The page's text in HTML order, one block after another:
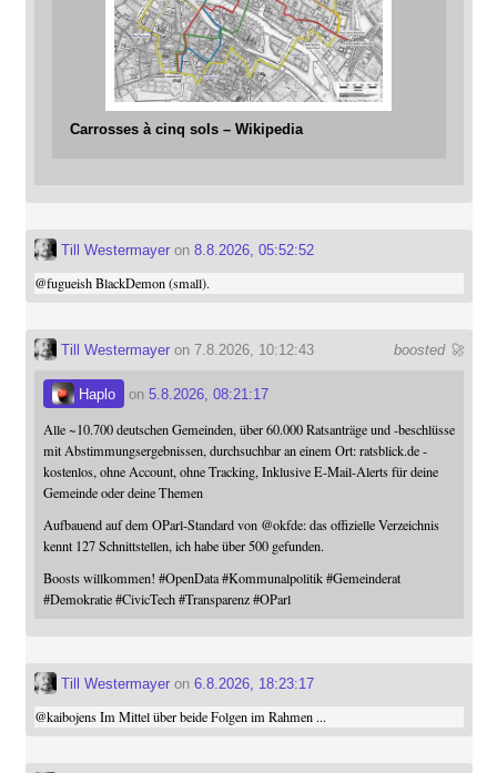
Carrosses à cinq sols – Wikipedia
Till Westermayeron 8.8.2026, 05:52:52
@fugueishBlackDemon (small).
boosted 🚀
Till Westermayeron 7.8.2026, 10:12:43
Haplo on 5.8.2026, 08:21:17
Alle ~10.700 deutschen Gemeinden, über 60.000 Ratsanträge und -beschlüsse
mit Abstimmungsergebnissen, durchsuchbar an einem Ort: ratsblick.de -
kostenlos, ohne Account, ohne Tracking, Inklusive E-Mail-Alerts für deine
Gemeinde oder deine Themen
Aufbauend auf dem OParl-Standard von @okfde: das offizielle Verzeichnis
kennt 127 Schnittstellen, ich habe über 500 gefunden.
Boosts willkommen! #OpenData #Kommunalpolitik #Gemeinderat
#Demokratie #CivicTech #Transparenz #OParl
Till Westermayeron 6.8.2026, 18:23:17
@kaibojensIm Mittel über beide Folgen im Rahmen ...